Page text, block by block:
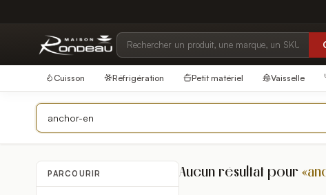
Cuisson Réfrigération Petit matériel Vaisselle
PARCOURIR Aucun résultat pour«